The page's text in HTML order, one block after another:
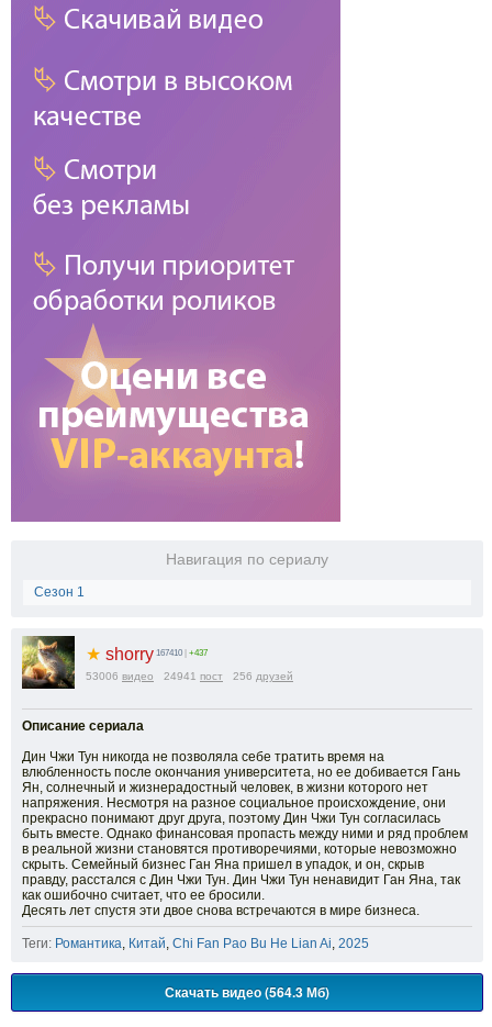
Навигация по сериалу
Сезон 1
★ shorry 167410 +437
53006 видео 24941 пост 256 друзей
Описание сериала
Дин Чжи Тун никогда не позволяла себе тратить время на
влюбленность после окончания университета, но ее добивается Гань
Ян, солнечный и жизнерадостный человек, в жизни которого нет
напряжения. Несмотря на разное социальное происхождение, они
прекрасно понимают друг друга, поэтому Дин Чжи Тун согласилась
быть вместе. Однако финансовая пропасть между ними и ряд проблем
в реальной жизни становятся противоречиями, которые невозможно
скрыть. Семейный бизнес Ган Яна пришел в упадок, и он, скрыв
правду, расстался с Дин Чжи Тун. Дин Чжи Тун ненавидит Ган Яна, так
как ошибочно считает, что ее бросили.
Десять лет спустя эти двое снова встречаются в мире бизнеса.
Теги: Романтика, Китай, Chi Fan Pao Bu He Lian Ai, 2025
Скачать видео (564.3 Мб)